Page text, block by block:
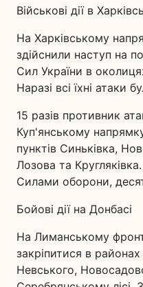
Військові дії в
На Харківському
здійснили наступ на
Сил України в
Наразі всі їхні атаки
15 разів противник
Куп'янському
пунктів Синьківка,
Лозова та
Силами оборони,
Бойові дії на Донбасі
На Лиманському
закріпитися в районах
Невського,